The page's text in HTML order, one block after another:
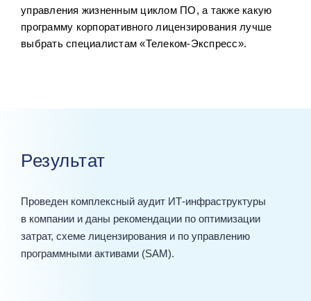
управления жизненным циклом ПО, а также какую
программу корпоративного лицензирования лучше
выбрать специалистам «Телеком-Экспресс».
Результат
Проведен комплексный аудит ИТ‑инфраструктуры
в компании и даны рекомендации по оптимизации
затрат, схеме лицензирования и по управлению
программными активами (SAM).